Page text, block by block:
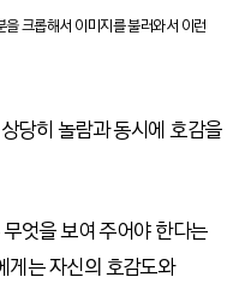
크롭해서 이미지를 불러와서 이런
당히 놀람과 동시에 호감을
엇을 보여 주어야 한다는
게는 자신의 호감도와